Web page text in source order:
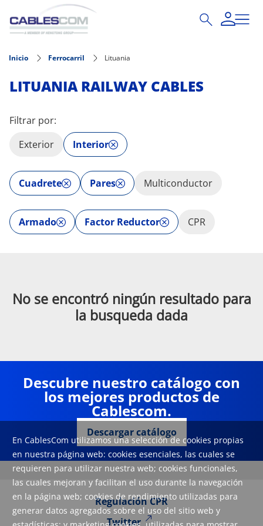
Pasar al contenido principal
En CablesCom utilizamos una selección de cookies propias
en nuestra página web: cookies esenciales, las cuales se
requieren para utilizar nuestra web; cookies funcionales,
las cuales mejoran y facilitan el uso durante la navegación
en la página web; cookies de rendimiento utilizadas para
generar datos agregados sobre el uso del sitio web y
Inicio Ferrocarril Lituania
LITUANIA RAILWAY CABLES
Filtrar por:
Exterior
Interior
Cuadrete Pares Multiconductor
Armado Factor Reductor CPR
No se encontró ningún resultado para
la busqueda dada
Descubre nuestro catálogo con
los mejores productos de
Cablescom.
Descargar catálogo
Regulación CPR
Twitter